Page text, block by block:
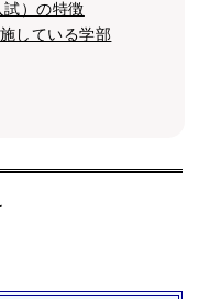
）の特徴
している学部